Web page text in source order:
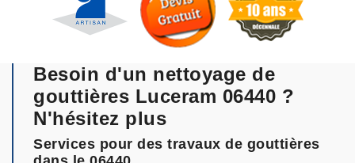
Besoin d'un nettoyage de
gouttières Luceram 06440 ?
N'hésitez plus
Services pour des travaux de gouttières